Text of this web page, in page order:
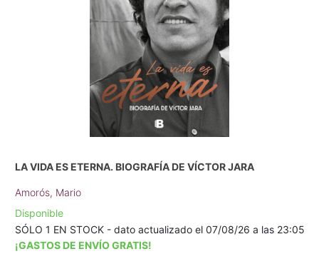
LA VIDA ES ETERNA. BIOGRAFÍA DE VÍCTOR JARA
Amorós, Mario
Disponible
SÓLO 1 EN STOCK - dato actualizado el 07/08/26 a las 23:05
¡GASTOS DE ENVÍO GRATIS!